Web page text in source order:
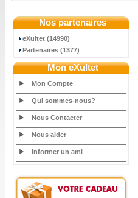
Nos partenaires
eXultet (14990)
Partenaires (1377)
Mon eXultet
Mon Compte
Qui sommes-nous?
Nous Contacter
Nous aider
Informer un ami